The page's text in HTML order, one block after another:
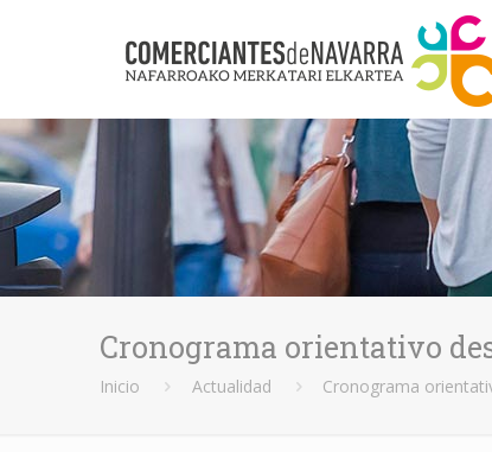
Cronograma orientativo
Inicio Actualidad Cronograma